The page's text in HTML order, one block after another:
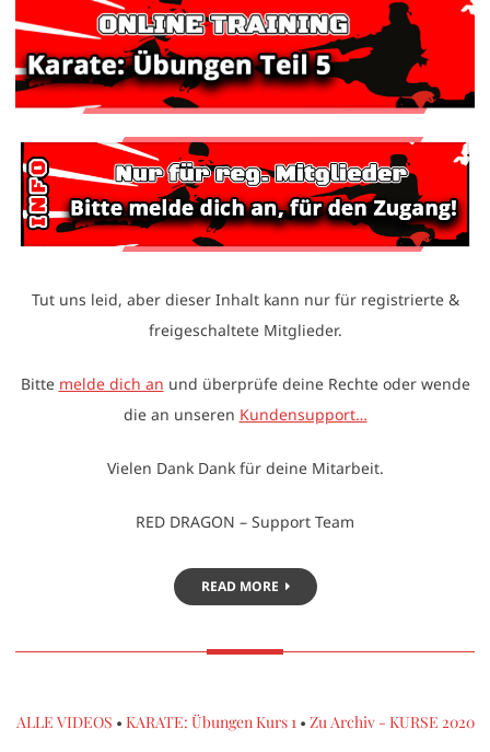
Tut uns leid, aber dieser Inhalt kann nur für registrierte &
freigeschaltete Mitglieder.
Bitte melde dich an und überprüfe deine Rechte oder wende
die an unseren Kundensupport…
Vielen Dank Dank für deine Mitarbeit.
RED DRAGON – Support Team
READ MORE
ALLE VIDEOS • KARATE: Übungen Kurs 1 • Zu Archiv - KURSE 2020